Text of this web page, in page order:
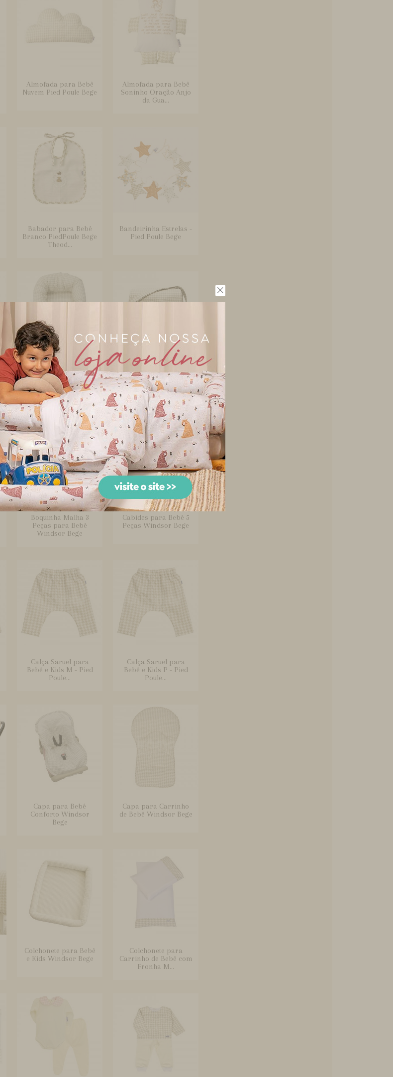
Almofada para Bebê
Nuvem Pied Poule Bege
Almofada para Bebê
Soninho Oração Anjo
da Gua...
Babador para Bebê
Branco PiedPoule Bege
Theod...
Bandeirinha Estrelas -
Pied Poule Bege
Bercinho Portátil para
Bebê Sleep UM
Windsor...
Bolsa com Trocador
Brooklyn Windsor
Bege
Boquinha Malha 3
Peças para Bebê
Windsor Bege
Cabides para Bebê 5
Peças Windsor Bege
Calça Saruel para
Bebê e Kids M - Pied
Poule...
Calça Saruel para
Bebê e Kids P - Pied
Poule...
Capa para Bebê
Conforto Windsor
Bege
Capa para Carrinho
de Bebê Windsor Bege
Colchonete para Bebê
e Kids Windsor Bege
Colchonete para
Carrinho de Bebê com
Fronha M...